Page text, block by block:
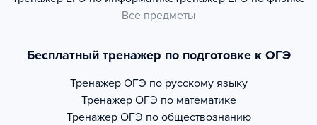
Все предметы
Бесплатный тренажер по подготовке к ОГЭ
Тренажер ОГЭ по русскому языку
Тренажер ОГЭ по математике
Тренажер ОГЭ по обществознанию